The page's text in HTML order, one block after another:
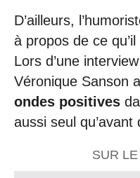
D’ailleurs,
à propos de ce
Lors d’une
Véronique Sanson
ondes positives
aussi seul qu’avant
SUR